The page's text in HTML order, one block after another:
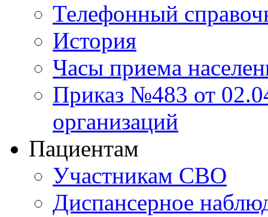
Телефонный
История
Часы приема
Приказ №483 от
организаций
Пациентам
Участникам СВО
Диспансерное